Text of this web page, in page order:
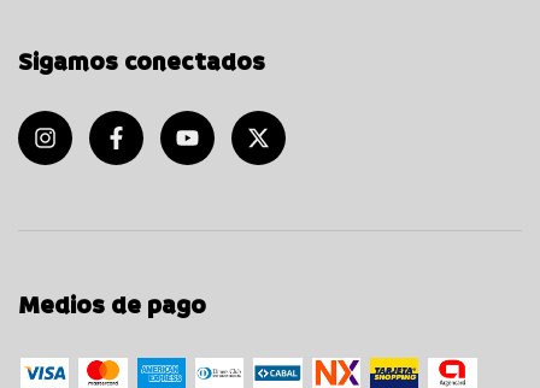
Sigamos conectados
Medios de pago